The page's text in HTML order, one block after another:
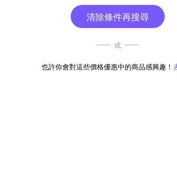
清除條件再搜尋
或
也許你會對這些價格優惠中的商品感興趣！